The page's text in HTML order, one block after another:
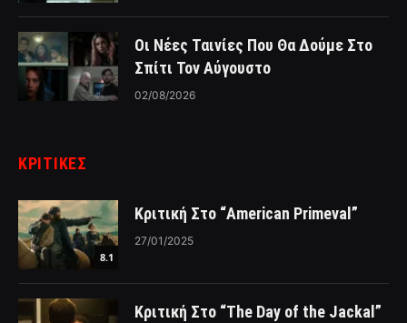
Οι Νέες Ταινίες Που Θα Δούμε Στο
Σπίτι Τον Αύγουστο
02/08/2026
ΚΡΙΤΙΚΈΣ
8.1
Κριτική Στο “American Primeval”
27/01/2025
Κριτική Στο “The Day of the Jackal”